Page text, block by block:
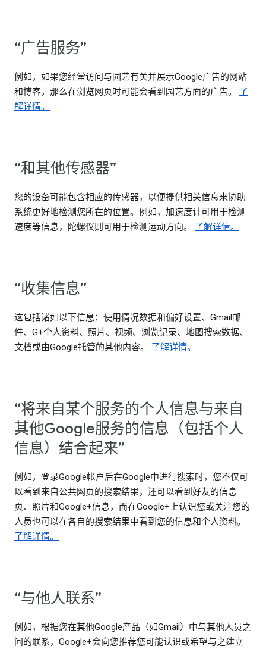
“广告服务”
例如，如果您经常访问与园艺有关并展示Google广告的网站
和博客，那么在浏览网页时可能会看到园艺方面的广告。 了
解详情。
“和其他传感器”
您的设备可能包含相应的传感器，以便提供相关信息来协助
系统更好地检测您所在的位置。例如，加速度计可用于检测
速度等信息，陀螺仪则可用于检测运动方向。 了解详情。
“收集信息”
这包括诸如以下信息：使用情况数据和偏好设置、Gmail邮
件、G+个人资料、照片、视频、浏览记录、地图搜索数据、
文档或由Google托管的其他内容。 了解详情。
“将来自某个服务的个人信息与来自
其他Google服务的信息（包括个人
信息）结合起来”
例如，登录Google帐户后在Google中进行搜索时，您不仅可
以看到来自公共网页的搜索结果，还可以看到好友的信息
页、照片和Google+信息，而在Google+上认识您或关注您的
人员也可以在各自的搜索结果中看到您的信息和个人资料。
了解详情。
“与他人联系”
例如，根据您在其他Google产品（如Gmail）中与其他人员之
间的联系，Google+会向您推荐您可能认识或希望与之建立